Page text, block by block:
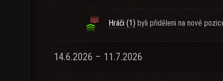
Hráči (1) byli přiděleni na nové
14.6.2026 – 11.7.2026